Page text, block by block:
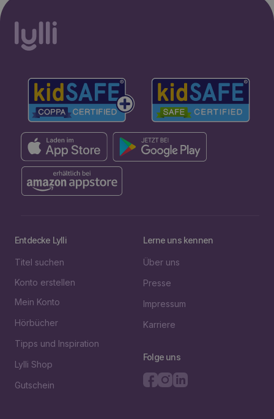
Entdecke Lylli
Titel suchen
Konto erstellen
Mein Konto
Hörbücher
Tipps und Inspiration
Lylli Shop
Gutschein
Lerne uns kennen
Über uns
Presse
Impressum
Karriere
Folge uns